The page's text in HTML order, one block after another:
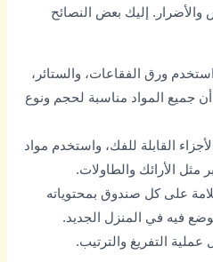
إليك بعض النصائح
استخدم ورق الفقاعات، والستائر،
جميع المواد مناسبة لحجم ونوع
القابلة للفك، واستخدم مواد
مثل الأرائك والطاولات.
على كل صندوق بمحتوياته
فيه في المنزل الجديد.
التفريغ والترتيب.